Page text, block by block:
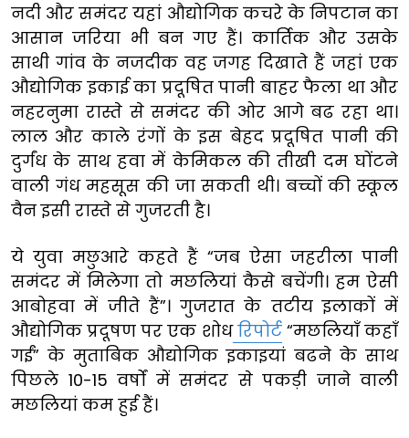
नदी और समंदर यहां औद्योगिक कचरे के निपटान का
आसान जरिया भी बन गए हैं। कार्तिक और उसके
साथी गांव के नजदीक वह जगह दिखाते हैं जहां एक
औद्योगिक इकाई का प्रदूषित पानी बाहर फैला था और
नहरनुमा रास्ते से समंदर की ओर आगे बढ रहा था।
लाल और काले रंगों के इस बेहद प्रदूषित पानी की
दुर्गंध के साथ हवा में केमिकल की तीखी दम घोंटने
वाली गंध महसूस की जा सकती थी। बच्चों की स्कूल
वैन इसी रास्ते से गुजरती है।
ये युवा मछुआरे कहते हैं “जब ऐसा जहरीला पानी
समंदर में मिलेगा तो मछलियां कैसे बचेंगी। हम ऐसी
आबोहवा में जीते हैं”। गुजरात के तटीय इलाकों में
औद्योगिक प्रदूषण पर एक शोधरिपोर्ट“मछलियाँ कहाँ
गईं” के मुताबिक औद्योगिक इकाइयां बढने के साथ
पिछले 10-15 वर्षों में समंदर से पकड़ी जाने वाली
मछलियां कम हुई हैं।